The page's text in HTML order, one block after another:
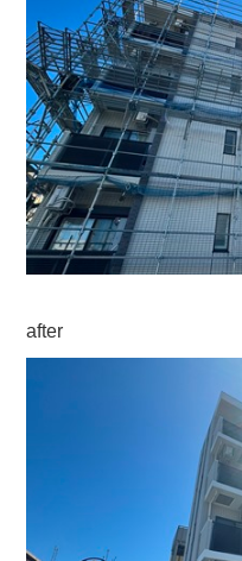
after